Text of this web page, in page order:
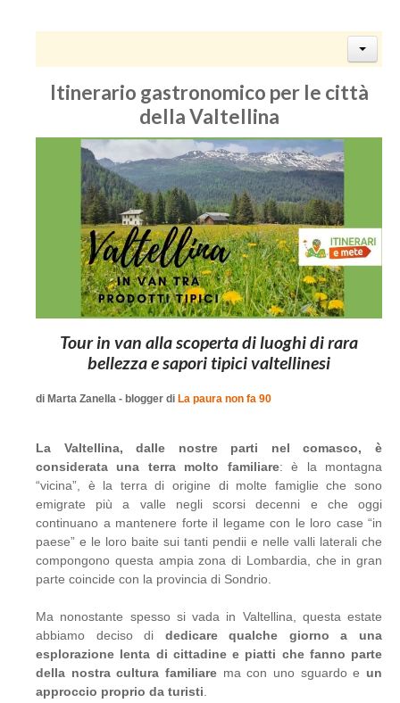
Itinerario gastronomico per le città
della Valtellina
Tour in van alla scoperta di luoghi di rara
bellezza e sapori tipici valtellinesi
di Marta Zanella - blogger di La paura non fa 90
La Valtellina, dalle nostre parti nel comasco, è
considerata una terra molto familiare: è la montagna
“vicina”, è la terra di origine di molte famiglie che sono
emigrate più a valle negli scorsi decenni e che oggi
continuano a mantenere forte il legame con le loro case “in
paese” e le loro baite sui tanti pendii e nelle valli laterali che
compongono questa ampia zona di Lombardia, che in gran
parte coincide con la provincia di Sondrio.
Ma nonostante spesso si vada in Valtellina, questa estate
abbiamo deciso di dedicare qualche giorno a una
esplorazione lenta di cittadine e piatti che fanno parte
della nostra cultura familiare ma con uno sguardo e un
approccio proprio da turisti